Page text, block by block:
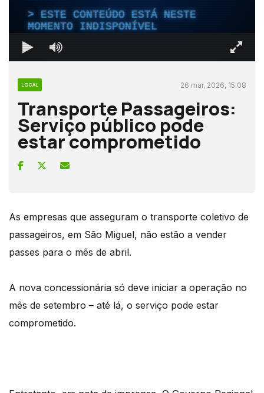
ESTE CONTEÚDO ESTÁ NESTE
MOMENTO INDISPONÍVEL
LOCAL 26 mar, 2026, 15:08
Transporte Passageiros:
Serviço público pode
estar comprometido
As empresas que asseguram o transporte coletivo de
passageiros, em São Miguel, não estão a vender
passes para o mês de abril.
A nova concessionária só deve iniciar a operação no
mês de setembro – até lá, o serviço pode estar
comprometido.